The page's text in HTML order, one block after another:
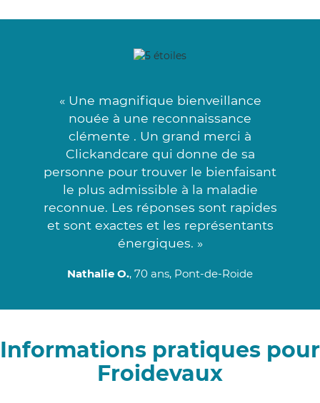
« Une magnifique bienveillance
nouée à une reconnaissance
clémente . Un grand merci à
Clickandcare qui donne de sa
personne pour trouver le bienfaisant
le plus admissible à la maladie
reconnue. Les réponses sont rapides
et sont exactes et les représentants
énergiques. »
Nathalie O., 70 ans, Pont-de-Roide
Informations pratiques pour
Froidevaux